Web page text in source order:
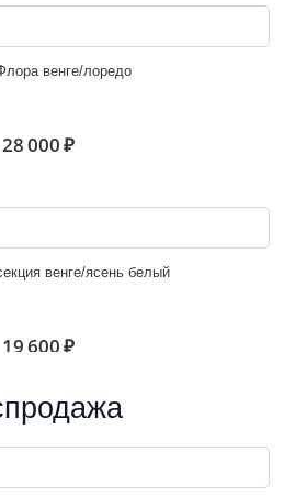
венге/лоредо
28 000 ₽
венге/ясень белый
19 600 ₽